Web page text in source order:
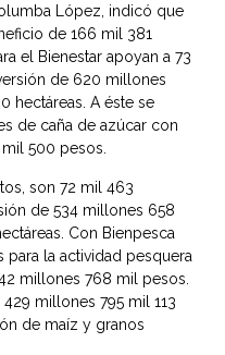
López, indicó que
de 166 mil 381
el Bienestar apoyan a 73
de 620 millones
hectáreas. A éste se
de caña de azúcar con
500 pesos.
son 72 mil 463
de 534 millones 658
Con Bienpesca
la actividad pesquera
millones 768 mil pesos.
millones 795 mil 113
de maíz y granos